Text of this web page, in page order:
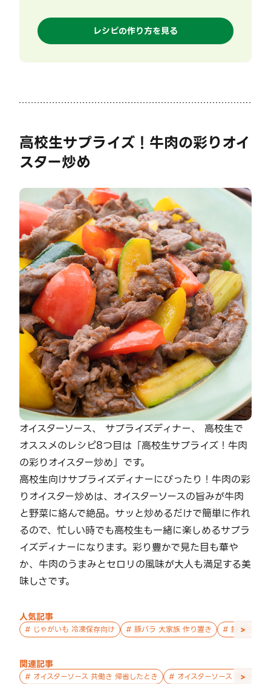
レシピの作り方を見る
高校生サプライズ！牛肉の彩りオイ
スター炒め
オイスターソース、 サプライズディナー、 高校生で
オススメのレシピ8つ目は「高校生サプライズ！牛肉
の彩りオイスター炒め」です。
高校生向けサプライズディナーにぴったり！牛肉の彩
りオイスター炒めは、オイスターソースの旨みが牛肉
と野菜に絡んで絶品。サッと炒めるだけで簡単に作れ
るので、忙しい時でも高校生も一緒に楽しめるサプラ
イズディナーになります。彩り豊かで見た目も華や
か、牛肉のうまみとセロリの風味が大人も満足する美
味しさです。
人気記事
# じゃがいも 冷凍保存向け # 豚バラ 大家族 作り置き # 鮭 親子 作
>
関連記事
# オイスターソース 共働き 帰省したとき # オイスターソース 高校生 暑
>